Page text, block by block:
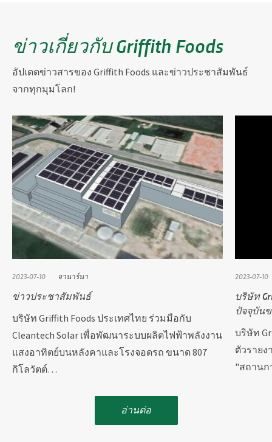
ข่าวเกี่ยวกับ Griffith Foods
อัปเดตข่าวสารของ Griffith Foods และข่าวประชาสัมพันธ์
จากทุกมุมโลก!
2023-07-10 จานาร์นา
ข่าวประชาสัมพันธ์
บริษัท Griffith Foods ประเทศไทย ร่วมมือกับ
Cleantech Solar เพื่อพัฒนาระบบผลิตไฟฟ้าพลังงาน
แสงอาทิตย์บนหลังคาและโรงจอดรถ ขนาด 807
กิโลวัตต์…
2023-07-10
บริษัท
ปัจจุบัน
บริษัท
ตัวรายง
"สถาน
อ่านต่อ